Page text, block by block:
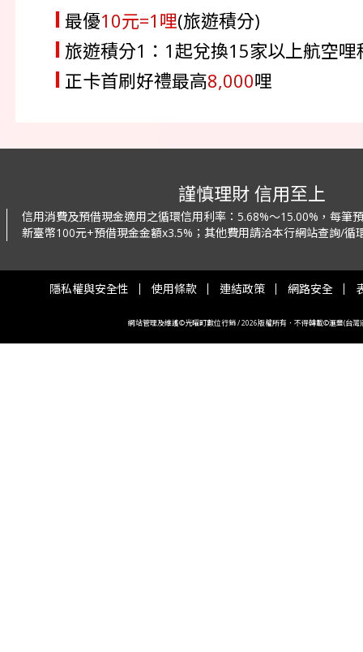
最優10元=1哩(旅遊積分)
旅遊積分1：1起兌換15家以上航空哩
正卡首刷好禮最高8,000哩
謹慎理財 信用至上
信用消費及預借現金適用之循環信用利率： 5.68%～15.00%，每筆
新臺幣100元+預借現金金額x3.5%； 其他費用請洽本行網站查詢/循
隱私權與安全性 使用條款 連結政策 網路安全
網站管理及維護©光曜町數位行銷 / 2026版權所有．不得轉載©滙豐(台灣